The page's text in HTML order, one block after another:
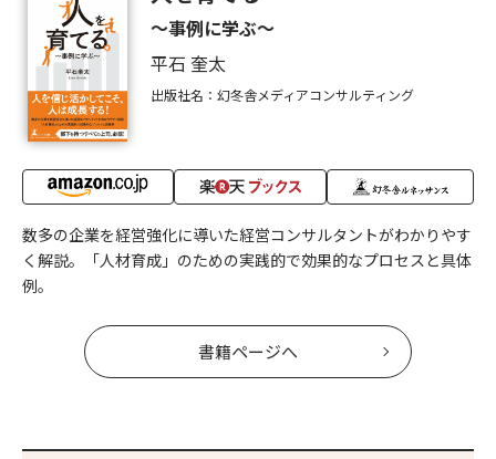
～事例に学ぶ～
平石 奎太
出版社名：幻冬舎メディアコンサルティング
数多の企業を経営強化に導いた経営コンサルタントがわかりやす
く解説。「人材育成」のための実践的で効果的なプロセスと具体
例。
書籍ページへ